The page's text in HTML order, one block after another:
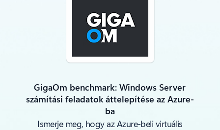
GigaOm benchmark: Windows Server
számítási feladatok áttelepítése az Azure-
ba
Ismerje meg, hogy az Azure-beli virtuális